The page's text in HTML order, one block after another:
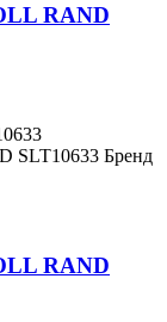
RAND
SLT10633 Бренд
RAND